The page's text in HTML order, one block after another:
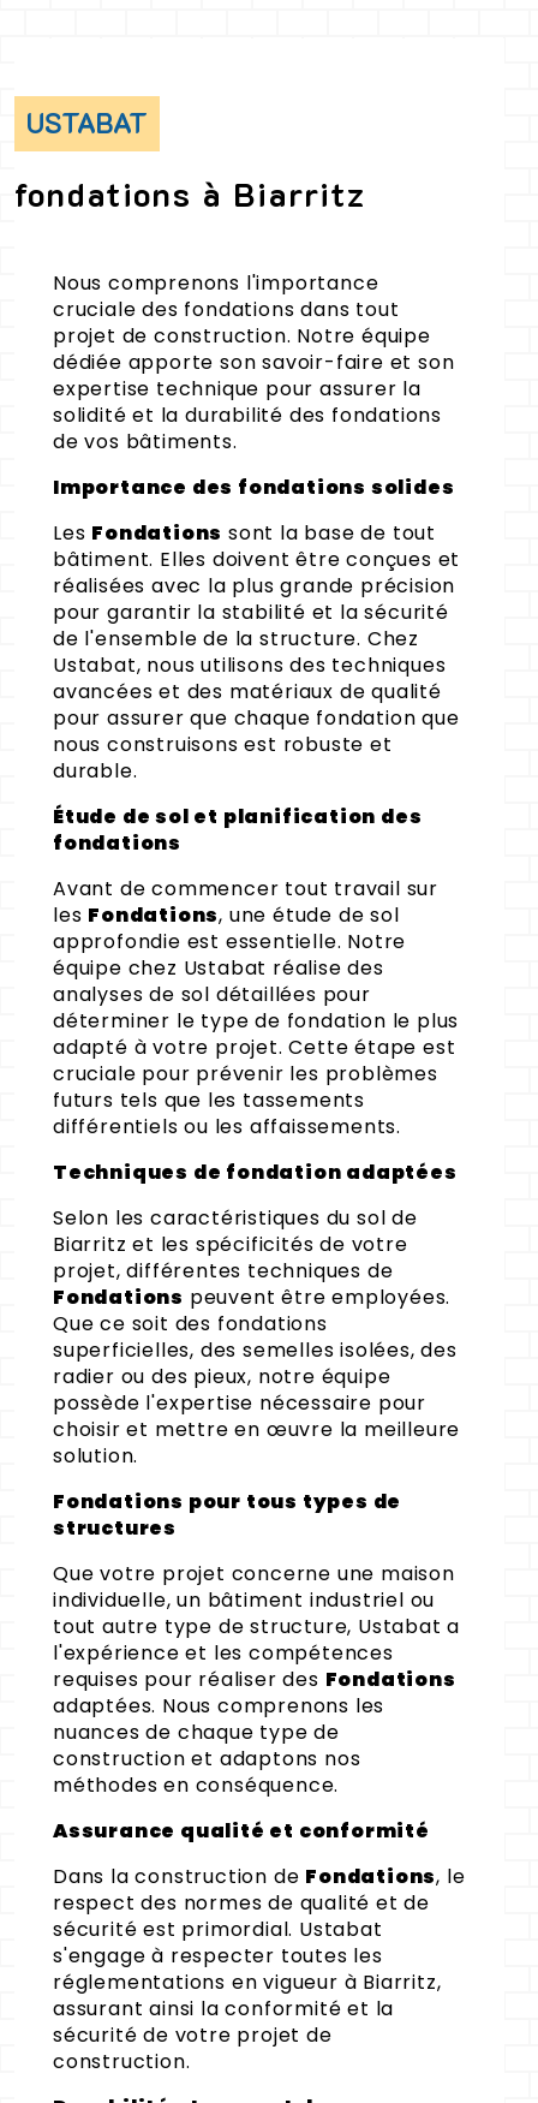
USTABAT
fondations à Biarritz
Nous comprenons l'importance
cruciale des fondations dans tout
projet de construction. Notre équipe
dédiée apporte son savoir-faire et son
expertise technique pour assurer la
solidité et la durabilité des fondations
de vos bâtiments.
Importance des fondations solides
Les Fondations sont la base de tout
bâtiment. Elles doivent être conçues et
réalisées avec la plus grande précision
pour garantir la stabilité et la sécurité
de l'ensemble de la structure. Chez
Ustabat, nous utilisons des techniques
avancées et des matériaux de qualité
pour assurer que chaque fondation que
nous construisons est robuste et
durable.
Étude de sol et planification des
fondations
Avant de commencer tout travail sur
les Fondations, une étude de sol
approfondie est essentielle. Notre
équipe chez Ustabat réalise des
analyses de sol détaillées pour
déterminer le type de fondation le plus
adapté à votre projet. Cette étape est
cruciale pour prévenir les problèmes
futurs tels que les tassements
différentiels ou les affaissements.
Techniques de fondation adaptées
Selon les caractéristiques du sol de
Biarritz et les spécificités de votre
projet, différentes techniques de
Fondations peuvent être employées.
Que ce soit des fondations
superficielles, des semelles isolées, des
radier ou des pieux, notre équipe
possède l'expertise nécessaire pour
choisir et mettre en œuvre la meilleure
solution.
Fondations pour tous types de
structures
Que votre projet concerne une maison
individuelle, un bâtiment industriel ou
tout autre type de structure, Ustabat a
l'expérience et les compétences
requises pour réaliser des Fondations
adaptées. Nous comprenons les
nuances de chaque type de
construction et adaptons nos
méthodes en conséquence.
Assurance qualité et conformité
Dans la construction de Fondations, le
respect des normes de qualité et de
sécurité est primordial. Ustabat
s'engage à respecter toutes les
réglementations en vigueur à Biarritz,
assurant ainsi la conformité et la
sécurité de votre projet de
construction.